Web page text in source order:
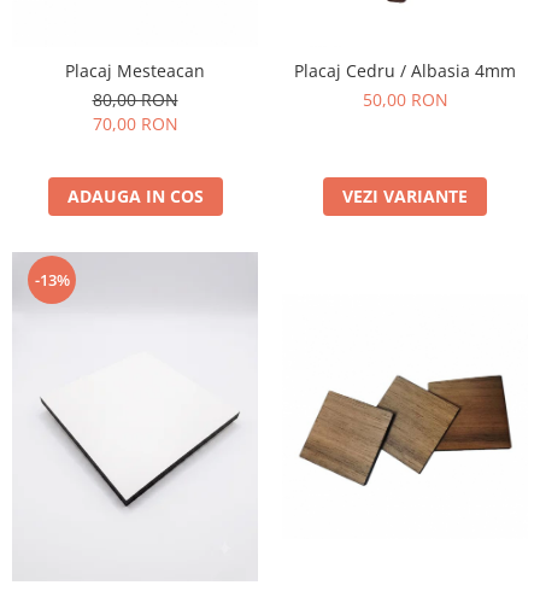
Placi Spuma / Polistiren
Geam Protectie Plexiglas
Placi PET Transparent
Promotii
Placaj Mesteacan
80,00 RON
70,00 RON
ADAUGA IN COS
Placaj Cedru / Albasia 4mm
50,00 RON
VEZI VARIANTE
-13%